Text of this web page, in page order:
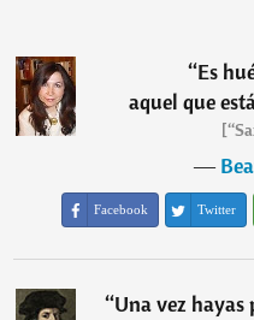
“Es
aquel que
―
Facebook Twitter
“Una vez hayas